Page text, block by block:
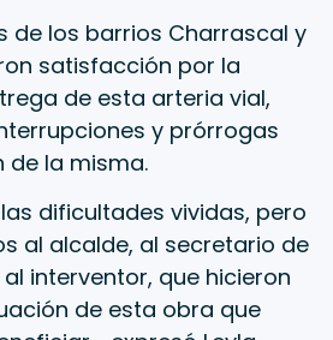
de los barrios Charrascal y
satisfacción por la
de esta arteria vial,
y prórrogas
de la misma.
dificultades vividas, pero
al alcalde, al secretario de
interventor, que hicieron
de esta obra que